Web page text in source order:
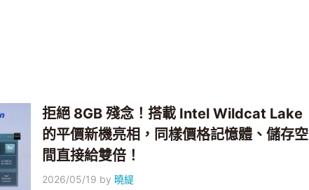
拒絕 8GB 殘念！搭載 Intel Wildcat Lake
的平價新機亮相，同樣價格記憶體、儲存空
間直接給雙倍！
2026/05/19 by 曉緹